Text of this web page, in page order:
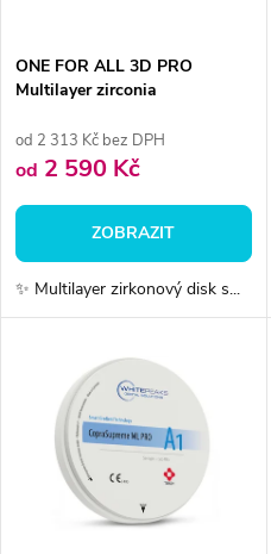
p
r
o
d
u
s
p
r
o
d
ONE FOR ALL 3D PRO
Multilayer zirconia
od 2 313 Kč bez DPH
od 2 590 Kč
ZOBRAZIT
✨ Multilayer zirkonový disk s...